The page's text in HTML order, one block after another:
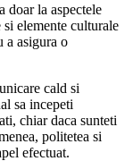
doar la aspectele
elemente culturale
a asigura o
cald si
sa incepeti
chiar daca sunteti
politetea si
efectuat.